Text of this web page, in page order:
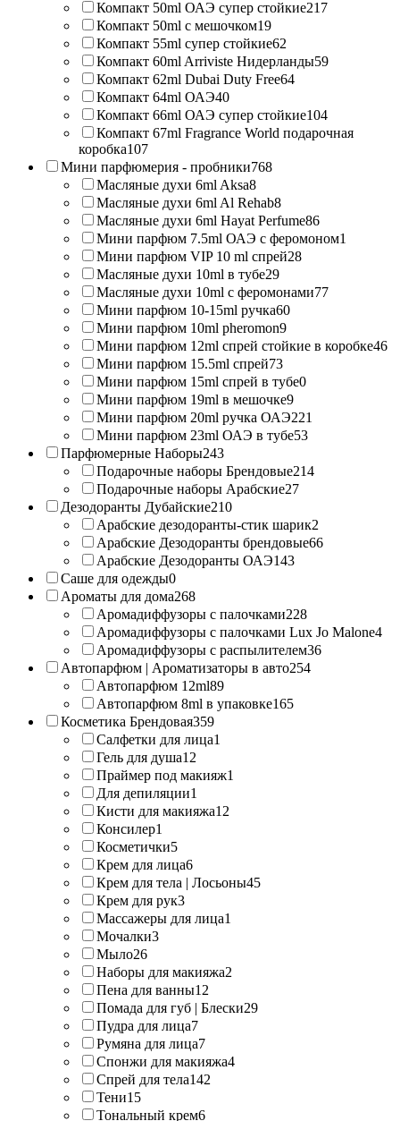
Компакт 50ml ОАЭ супер стойкие217
Компакт 50ml с мешочком19
Компакт 55ml супер стойкие62
Компакт 60ml Arriviste Нидерланды59
Компакт 62ml Dubai Duty Free64
Компакт 64ml ОАЭ40
Компакт 66ml ОАЭ супер стойкие104
Компакт 67ml Fragrance World подарочная
коробка107
Мини парфюмерия - пробники768
Масляные духи 6ml Aksa8
Масляные духи 6ml Al Rehab8
Масляные духи 6ml Hayat Perfume86
Мини парфюм 7.5ml ОАЭ с феромоном1
Мини парфюм VIP 10 ml спрей28
Масляные духи 10ml в тубе29
Масляные духи 10ml с феромонами77
Мини парфюм 10-15ml ручка60
Мини парфюм 10ml pheromon9
Мини парфюм 12ml спрей стойкие в коробке46
Мини парфюм 15.5ml спрей73
Мини парфюм 15ml спрей в тубе0
Мини парфюм 19ml в мешочке9
Мини парфюм 20ml ручка ОАЭ221
Мини парфюм 23ml ОАЭ в тубе53
Парфюмерные Наборы243
Подарочные наборы Брендовые214
Подарочные наборы Арабские27
Дезодоранты Дубайские210
Арабские дезодоранты-стик шарик2
Арабские Дезодоранты брендовые66
Арабские Дезодоранты ОАЭ143
Саше для одежды0
Ароматы для дома268
Аромадиффузоры с палочками228
Аромадиффузоры с палочками Lux Jo Malone4
Аромадиффузоры с распылителем36
Автопарфюм | Ароматизаторы в авто254
Автопарфюм 12ml89
Автопарфюм 8ml в упаковке165
Косметика Брендовая359
Салфетки для лица1
Гель для душа12
Праймер под макияж1
Для депиляции1
Кисти для макияжа12
Консилер1
Косметички5
Крем для лица6
Крем для тела | Лосьоны45
Крем для рук3
Массажеры для лица1
Мочалки3
Мыло26
Наборы для макияжа2
Пена для ванны12
Помада для губ | Блески29
Пудра для лица7
Румяна для лица7
Спонжи для макияжа4
Спрей для тела142
Тени15
Тональный крем6